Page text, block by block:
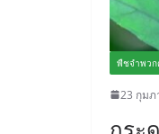
พืชจำพว
23 กุม